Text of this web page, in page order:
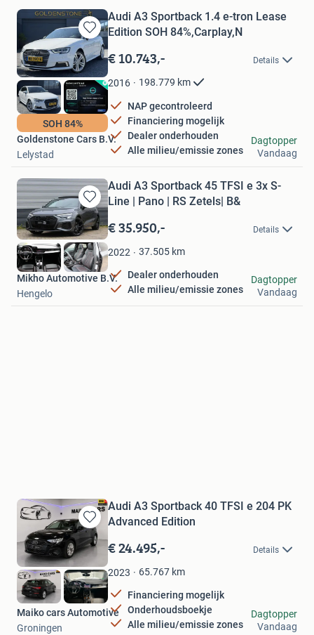
Bewaren
in
Mijn
Favorieten
SOH 84%
Audi A3 Sportback 1.4 e-tron Lease
Edition SOH 84%,Carplay,N
€ 10.743,- Details
2016 198.779 km
NAP gecontroleerd
Financiering mogelijk
Dealer onderhouden
Alle milieu/emissie zones
Goldenstone Cars B.V.
Lelystad
Dagtopper
Vandaag
Bewaren
in
Mijn
Favorieten
Audi A3 Sportback 45 TFSI e 3x S-
Line | Pano | RS Zetels| B&
€ 35.950,- Details
2022 37.505 km
Dealer onderhouden
Alle milieu/emissie zones
Mikho Automotive B.V.
Hengelo
Dagtopper
Vandaag
Bewaren
in
Mijn
Favorieten
Audi A3 Sportback 40 TFSI e 204 PK
Advanced Edition
€ 24.495,- Details
2023 65.767 km
Financiering mogelijk
Onderhoudsboekje
Alle milieu/emissie zones
Maiko cars Automotive
Groningen
Dagtopper
Vandaag